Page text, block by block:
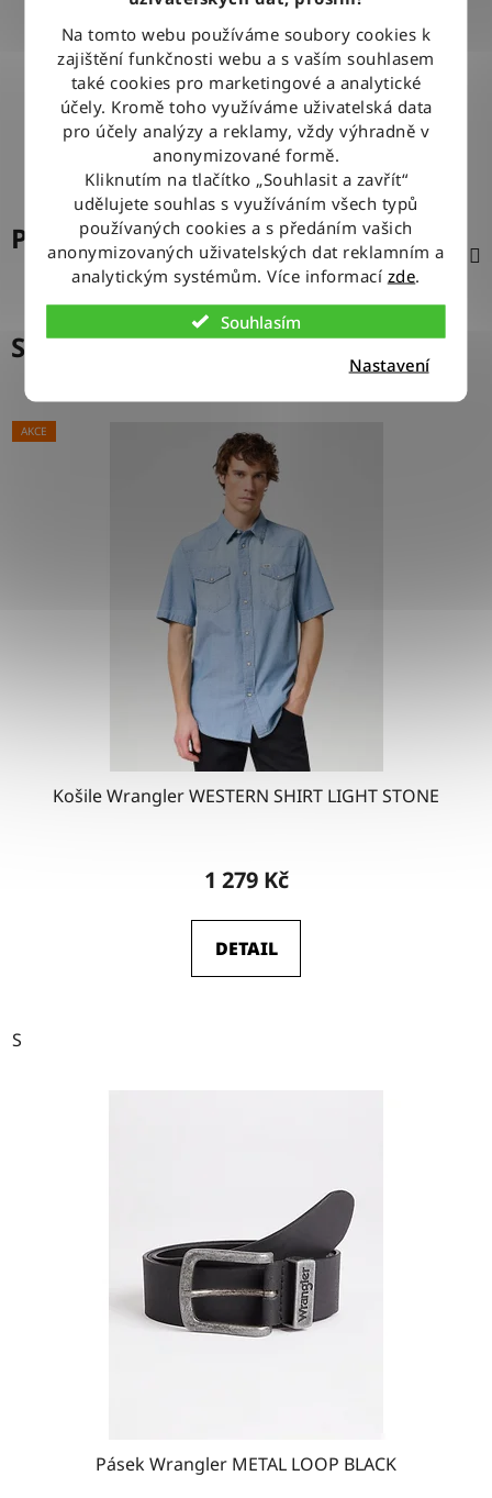
Na tomto webu používáme soubory cookies k
zajištění funkčnosti webu a s vaším souhlasem
také cookies pro marketingové a analytické
účely. Kromě toho využíváme uživatelská data
pro účely analýzy a reklamy, vždy výhradně v
anonymizované formě.
Kliknutím na tlačítko „Souhlasit a zavřít“
udělujete souhlas s využíváním všech typů
používaných cookies a s předáním vašich
anonymizovaných uživatelských dat reklamním a
analytickým systémům. Více informací zde.
Souhlasím
Nastavení
Veškeré vystavené zboží leží na našem skladě
VÝMĚNA ZBOŽÍ ZDARMA
Nevyhovující zboží zdarma vyměníme do 14 dnů od jeho
doručení
Popis
Související produkty
AKCE
Košile Wrangler WESTERN SHIRT LIGHT STONE
1 279 Kč
DETAIL
S
Pásek Wrangler METAL LOOP BLACK